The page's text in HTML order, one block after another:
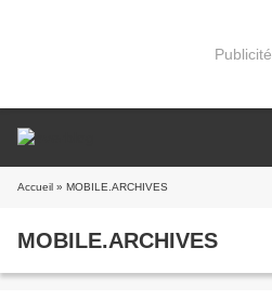
Publicité
Accueil » MOBILE.ARCHIVES
MOBILE.ARCHIVES